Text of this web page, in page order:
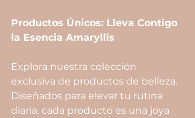
Productos Únicos: Lleva Contigo
la Esencia Amaryllis
Explora nuestra colección
exclusiva de productos de belleza.
Diseñados para elevar tu rutina
diaria, cada producto es una joya